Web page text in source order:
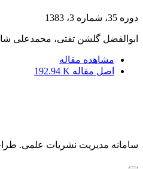
دوره 35، شماره 3، 1383
ابوالفضل گلشن تفتی، محمدعلی
مشاهده مقاله
اصل مقاله 192.94 K
سامانه مدیریت نشریات علمی.